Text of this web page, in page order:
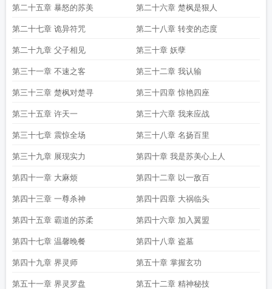
第二十五章 暴怒的苏美 第二十六章 楚枫是狠人
第二十七章 诡异符咒 第二十八章 转变的态度
第二十九章 父子相见 第三十章 妖孽
第三十一章 不速之客 第三十二章 我认输
第三十三章 楚枫对楚寻 第三十四章 惊艳四座
第三十五章 许天一 第三十六章 我来应战
第三十七章 震惊全场 第三十八章 名扬百里
第三十九章 展现实力 第四十章 我是苏美心上人
第四十一章 大麻烦 第四十二章 以一敌百
第四十三章 一尊杀神 第四十四章 大祸临头
第四十五章 霸道的苏柔 第四十六章 加入翼盟
第四十七章 温馨晚餐 第四十八章 盗墓
第四十九章 界灵师 第五十章 掌握玄功
第五十一章 界灵罗盘 第五十二章 精神秘技